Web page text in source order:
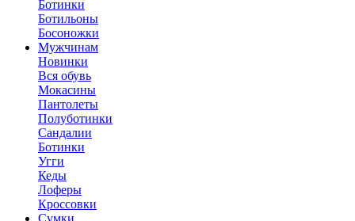
Ботинки
Ботильоны
Босоножки
Мужчинам
Новинки
Вся обувь
Мокасины
Пантолеты
Полуботинки
Сандалии
Ботинки
Угги
Кеды
Лоферы
Кроссовки
Сумки